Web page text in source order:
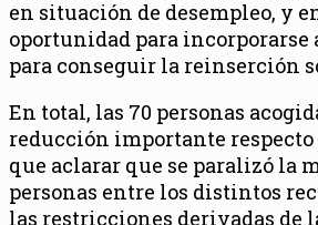
en situación de desempleo, y
oportunidad para incorporarse
para conseguir la reinserción
En total, las 70 personas
reducción importante respecto
que aclarar que se paralizó la
personas entre los distintos
las restricciones derivadas de